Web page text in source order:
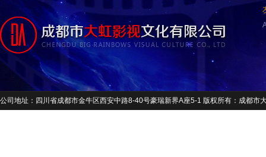
公司地址：四川省成都市金牛区西安中路8-40号豪瑞新界A座5-1 版权所有：成都市